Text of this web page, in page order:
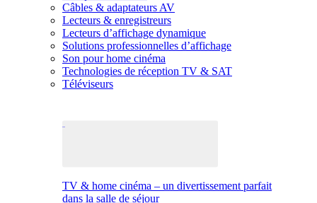
Câbles & adaptateurs AV
Lecteurs & enregistreurs
Lecteurs d’affichage dynamique
Solutions professionnelles d’affichage
Son pour home cinéma
Technologies de réception TV & SAT
Téléviseurs
TV & home cinéma – un divertissement parfait
dans la salle de séjour